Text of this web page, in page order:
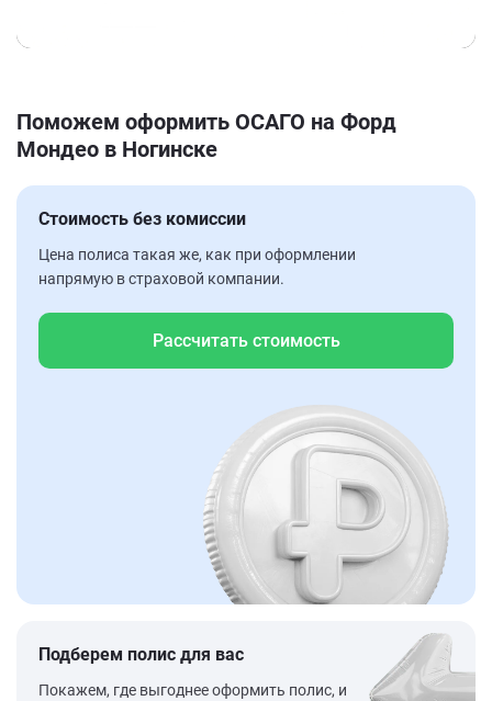
Поможем оформить ОСАГО на Форд
Мондео в Ногинске
Стоимость без комиссии
Цена полиса такая же, как при оформлении
напрямую в страховой компании.
Рассчитать стоимость
Подберем полис для вас
Покажем, где выгоднее оформить полис, и